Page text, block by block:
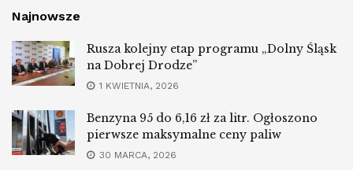
Najnowsze
Rusza kolejny etap programu „Dolny Śląsk
na Dobrej Drodze”
1 KWIETNIA, 2026
Benzyna 95 do 6,16 zł za litr. Ogłoszono
pierwsze maksymalne ceny paliw
30 MARCA, 2026